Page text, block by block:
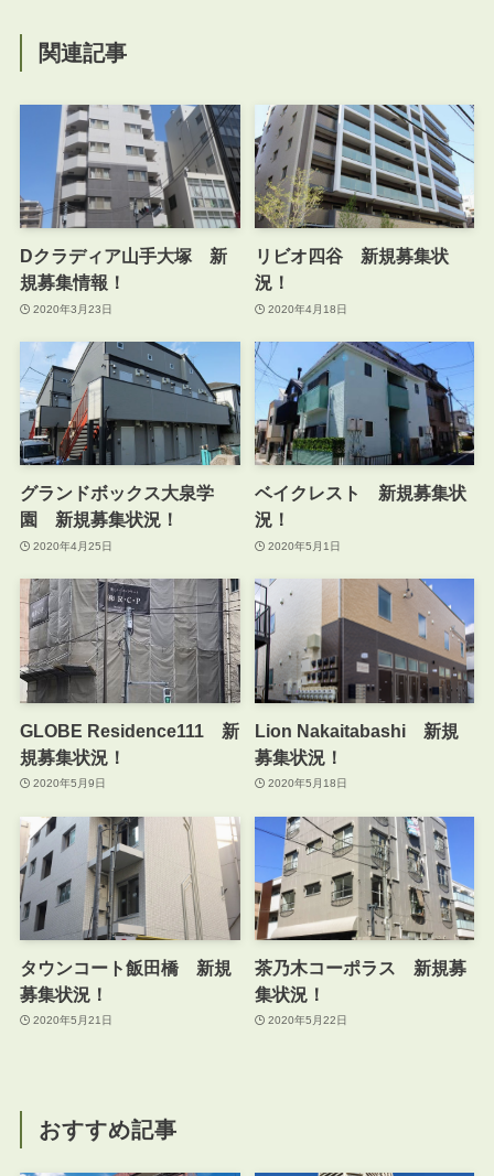
関連記事
Dクラディア山手大塚 新
規募集情報！
2020年3月23日
リビオ四谷 新規募集状
況！
2020年4月18日
グランドボックス大泉学
園 新規募集状況！
2020年4月25日
ベイクレスト 新規募集状
況！
2020年5月1日
GLOBE Residence111 新
規募集状況！
2020年5月9日
Lion Nakaitabashi 新規
募集状況！
2020年5月18日
タウンコート飯田橋 新規
募集状況！
2020年5月21日
茶乃木コーポラス 新規募
集状況！
2020年5月22日
おすすめ記事